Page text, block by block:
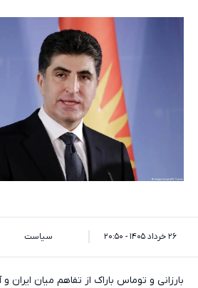
۲۶ خرداد ۱۴۰۵ - ۲۰:۵۰ سیاست
بارزانی و توماس باراک از تفاهم میان ایران